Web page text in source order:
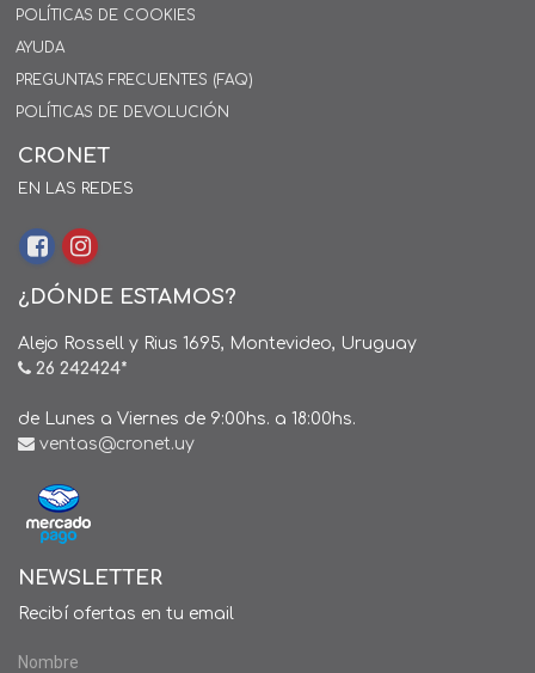
POLÍTICAS DE COOKIES
AYUDA
PREGUNTAS FRECUENTES (FAQ)
POLÍTICAS DE DEVOLUCIÓN
CRONET
EN LAS REDES
¿DÓNDE ESTAMOS?
Alejo Rossell y Rius 1695, Montevideo, Uruguay
26 242424*
de Lunes a Viernes de 9:00hs. a 18:00hs.
ventas@cronet.uy
NEWSLETTER
Recibí ofertas en tu email